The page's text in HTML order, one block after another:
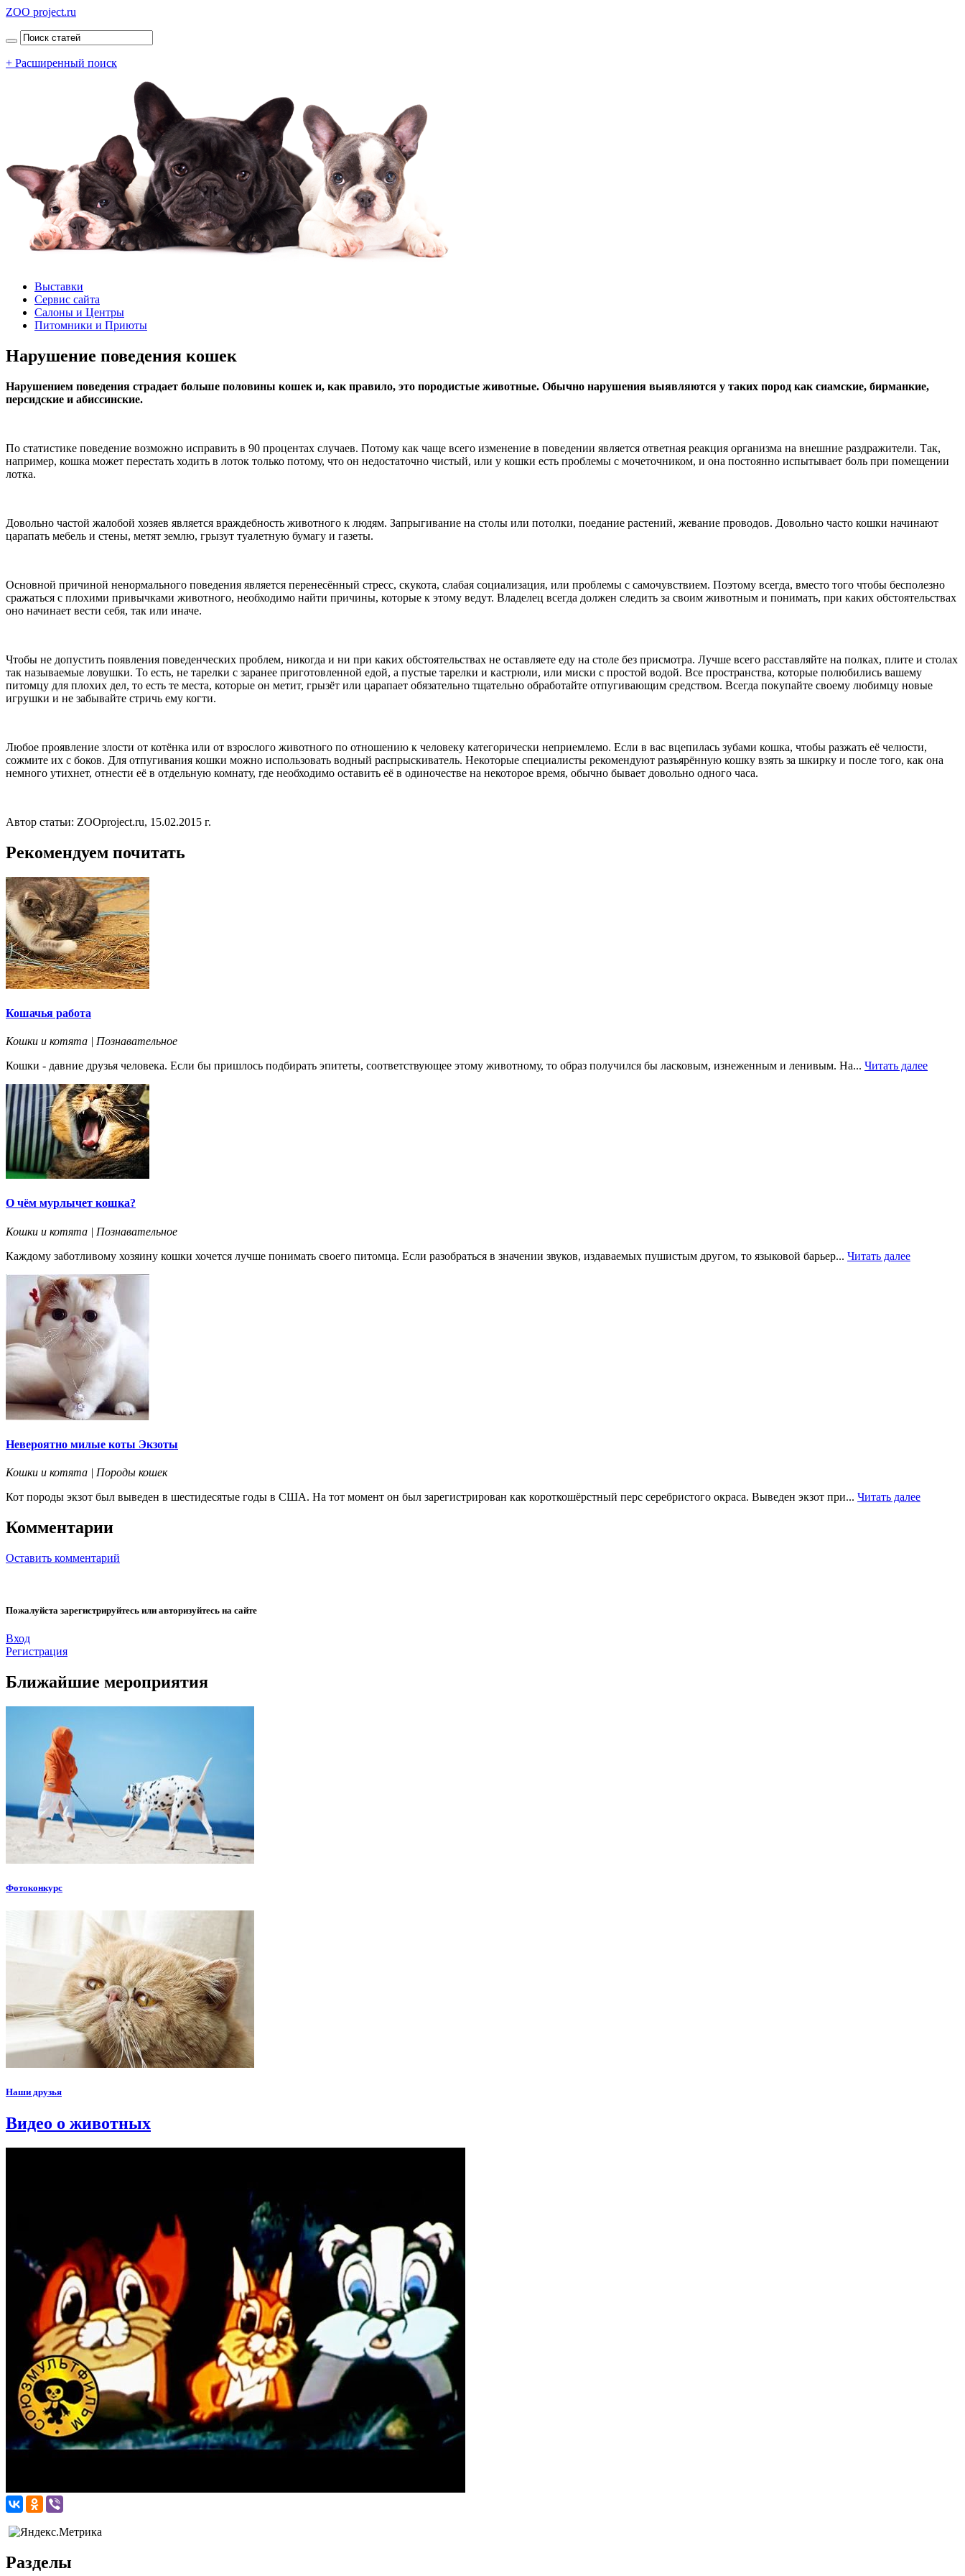
ZOO project.ru
+ Расширенный поиск
Выставки
Сервис сайта
Салоны и Центры
Питомники и Приюты
Нарушение поведения кошек
Нарушением поведения страдает больше половины кошек и, как правило, это породистые животные. Обычно нарушения выявляются у таких пород как сиамские, бирманкие,
персидские и абиссинские.
По статистике поведение возможно исправить в 90 процентах случаев. Потому как чаще всего изменение в поведении является ответная реакция организма на внешние раздражители. Так,
например, кошка может перестать ходить в лоток только потому, что он недостаточно чистый, или у кошки есть проблемы с мочеточником, и она постоянно испытывает боль при помещении
лотка.
Довольно частой жалобой хозяев является враждебность животного к людям. Запрыгивание на столы или потолки, поедание растений, жевание проводов. Довольно часто кошки начинают
царапать мебель и стены, метят землю, грызут туалетную бумагу и газеты.
Основной причиной ненормального поведения является перенесённый стресс, скукота, слабая социализация, или проблемы с самочувствием. Поэтому всегда, вместо того чтобы бесполезно
сражаться с плохими привычками животного, необходимо найти причины, которые к этому ведут. Владелец всегда должен следить за своим животным и понимать, при каких обстоятельствах
оно начинает вести себя, так или иначе.
Чтобы не допустить появления поведенческих проблем, никогда и ни при каких обстоятельствах не оставляете еду на столе без присмотра. Лучше всего расставляйте на полках, плите и столах
так называемые ловушки. То есть, не тарелки с заранее приготовленной едой, а пустые тарелки и кастрюли, или миски с простой водой. Все пространства, которые полюбились вашему
питомцу для плохих дел, то есть те места, которые он метит, грызёт или царапает обязательно тщательно обработайте отпугивающим средством. Всегда покупайте своему любимцу новые
игрушки и не забывайте стричь ему когти.
Любое проявление злости от котёнка или от взрослого животного по отношению к человеку категорически неприемлемо. Если в вас вцепилась зубами кошка, чтобы разжать её челюсти,
сожмите их с боков. Для отпугивания кошки можно использовать водный распрыскиватель. Некоторые специалисты рекомендуют разъярённую кошку взять за шкирку и после того, как она
немного утихнет, отнести её в отдельную комнату, где необходимо оставить её в одиночестве на некоторое время, обычно бывает довольно одного часа.
Автор статьи: ZOOproject.ru, 15.02.2015 г.
Рекомендуем почитать
Кошачья работа
Кошки и котята | Познавательное
Кошки - давние друзья человека. Если бы пришлось подбирать эпитеты, соответствующее этому животному, то образ получился бы ласковым, изнеженным и ленивым. На... Читать далее
О чём мурлычет кошка?
Кошки и котята | Познавательное
Каждому заботливому хозяину кошки хочется лучше понимать своего питомца. Если разобраться в значении звуков, издаваемых пушистым другом, то языковой барьер... Читать далее
Невероятно милые коты Экзоты
Кошки и котята | Породы кошек
Кот породы экзот был выведен в шестидесятые годы в США. На тот момент он был зарегистрирован как короткошёрстный перс серебристого окраса. Выведен экзот при... Читать далее
Комментарии
Оставить комментарий
Пожалуйста зарегистрируйтесь или авторизуйтесь на сайте
Вход
Регистрация
Ближайшие мероприятия
Фотоконкурс
Наши друзья
Видео о животных
Разделы